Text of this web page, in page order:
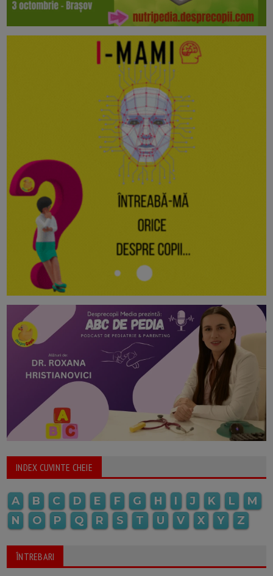
INDEX CUVINTE CHEIE
A B C D E F G H I J K L
M
N
O P Q R S T U V X Y Z
ÎNTREBARI